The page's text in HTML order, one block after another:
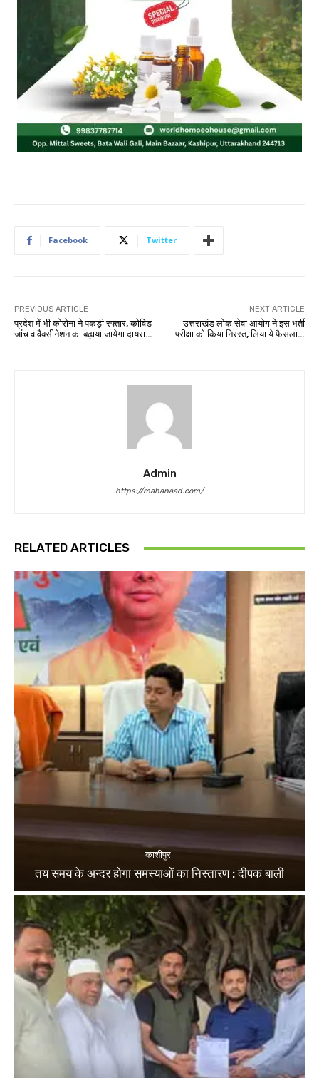
Facebook Twitter
PREVIOUS ARTICLE
प्रदेश में भी कोरोना ने पकड़ी रफ्तार, कोविड
जांच व वैक्सीनेशन का बढ़ाया जायेगा दायरा…
NEXT ARTICLE
उत्तराखंड लोक सेवा आयोग ने इस भर्ती
परीक्षा को किया निरस्त, लिया ये फैसला…
Admin
https://mahanaad.com/
RELATED ARTICLES
काशीपुर
तय समय के अन्दर होगा समस्याओं का निस्तारण : दीपक बाली